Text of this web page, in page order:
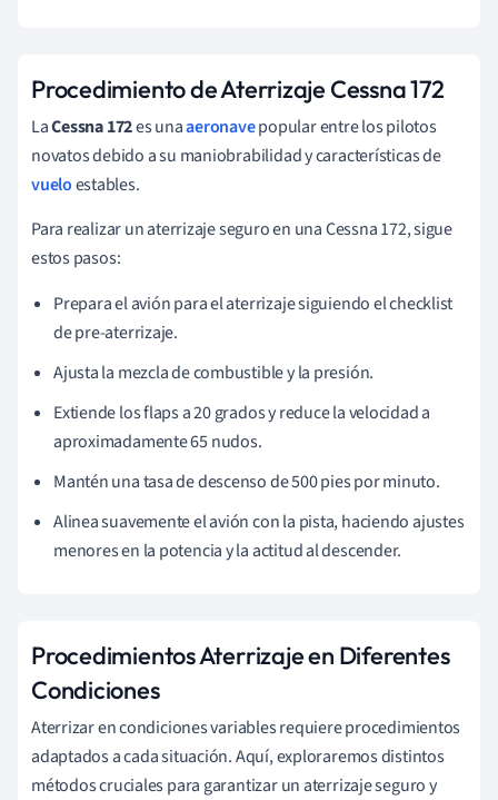
Procedimiento de Aterrizaje Cessna 172
LaCessna 172es unaaeronavepopular entre los pilotos
novatos debido a su maniobrabilidad y características de
vueloestables.
Para realizar un aterrizaje seguro en una Cessna 172, sigue
estos pasos:
Prepara el avión para el aterrizaje siguiendo el checklist
de pre-aterrizaje.
Ajusta la mezcla de combustible y la presión.
Extiende los flaps a 20 grados y reduce la velocidad a
aproximadamente 65 nudos.
Mantén una tasa de descenso de 500 pies por minuto.
Alinea suavemente el avión con la pista, haciendo ajustes
menores en la potencia y la actitud al descender.
Procedimientos Aterrizaje en Diferentes
Condiciones
Aterrizar en condiciones variables requiere procedimientos
adaptados a cada situación. Aquí, exploraremos distintos
métodos cruciales para garantizar un aterrizaje seguro y